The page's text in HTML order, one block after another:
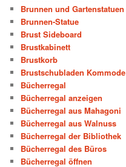
Brunnen und Gartenstatuen
Brunnen-Statue
Brust Sideboard
Brustkabinett
Brustkorb
Brustschubladen Kommode
Bücherregal
Bücherregal anzeigen
Bücherregal aus Mahagoni
Bücherregal aus Walnuss
Bücherregal der Bibliothek
Bücherregal des Büros
Bücherregal öffnen